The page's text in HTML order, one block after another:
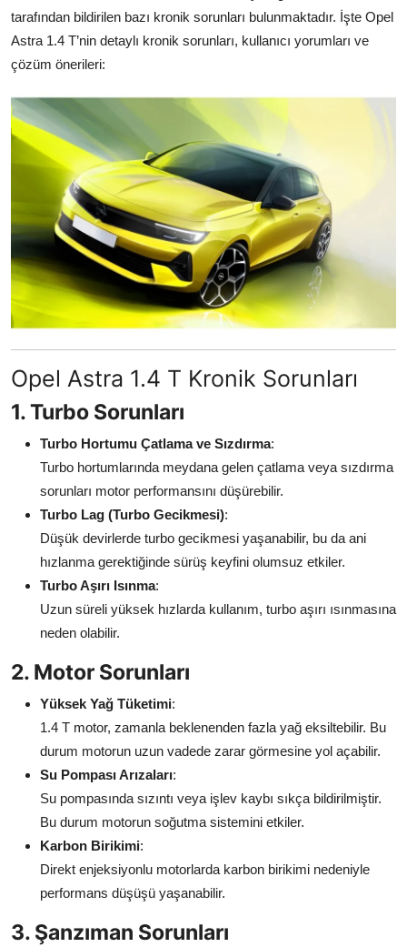
Elektrik & Akü
Klima & Konfor
Aydınlatma & Görüş
Şanzıman & Aktarma
Dizel Sistemler
Multimedya & Elektronik
tarafından bildirilen bazı kronik sorunları bulunmaktadır. İşte Opel
Astra 1.4 T’nin detaylı kronik sorunları, kullanıcı yorumları ve
çözüm önerileri:
Opel Astra 1.4 T Kronik Sorunları
1. Turbo Sorunları
Turbo Hortumu Çatlama ve Sızdırma:
Turbo hortumlarında meydana gelen çatlama veya sızdırma
sorunları motor performansını düşürebilir.
Turbo Lag (Turbo Gecikmesi):
Düşük devirlerde turbo gecikmesi yaşanabilir, bu da ani
hızlanma gerektiğinde sürüş keyfini olumsuz etkiler.
Turbo Aşırı Isınma:
Uzun süreli yüksek hızlarda kullanım, turbo aşırı ısınmasına
neden olabilir.
2. Motor Sorunları
Yüksek Yağ Tüketimi:
1.4 T motor, zamanla beklenenden fazla yağ eksiltebilir. Bu
durum motorun uzun vadede zarar görmesine yol açabilir.
Su Pompası Arızaları:
Su pompasında sızıntı veya işlev kaybı sıkça bildirilmiştir.
Bu durum motorun soğutma sistemini etkiler.
Karbon Birikimi:
Direkt enjeksiyonlu motorlarda karbon birikimi nedeniyle
performans düşüşü yaşanabilir.
3. Şanzıman Sorunları